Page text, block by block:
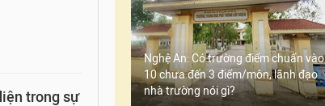
trong sự
Nghệ An: Có trường điểm chuẩn vào
10 chưa đến 3 điểm/môn, lãnh đạo
nhà trường nói gì?